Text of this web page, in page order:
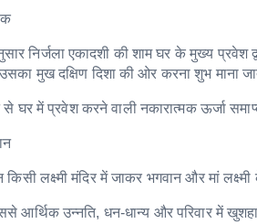
निर्जला एकादशी की शाम घर के मुख्य
मुख दक्षिण दिशा की ओर करना शुभ माना
घर में प्रवेश करने वाली नकारात्मक ऊर्जा
किसी लक्ष्मी मंदिर में जाकर भगवान और मां
आर्थिक उन्नति, धन-धान्य और परिवार में